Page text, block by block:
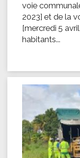
voie
2023] et de la
[mercredi 5
habitants...